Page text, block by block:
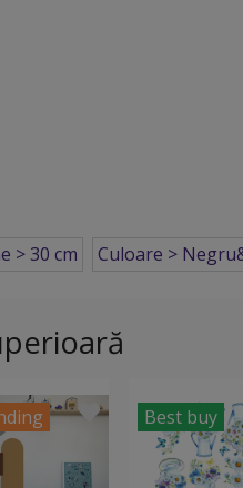
> 30 cm Culoare >
Best buy